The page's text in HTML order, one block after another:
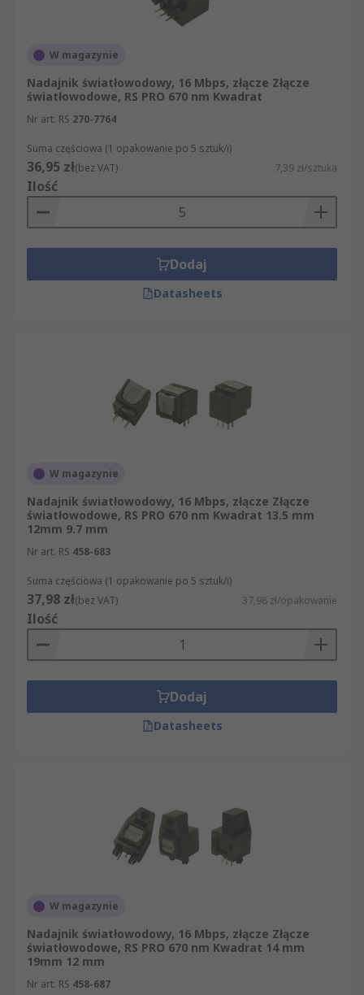
W magazynie
Nadajnik światłowodowy, 16 Mbps, złącze Złącze
światłowodowe, RS PRO 670 nm Kwadrat
Nr art. RS 270-7764
Suma częściowa (1 opakowanie po 5 sztuk/i)
36,95 zł(bez VAT) 7,39 zł/sztuka
Ilość
Dodaj
Datasheets
W magazynie
Nadajnik światłowodowy, 16 Mbps, złącze Złącze
światłowodowe, RS PRO 670 nm Kwadrat 13.5 mm
12mm 9.7 mm
Nr art. RS 458-683
Suma częściowa (1 opakowanie po 5 sztuk/i)
37,98 zł(bez VAT) 37,98 zł/opakowanie
Ilość
Dodaj
Datasheets
W magazynie
Nadajnik światłowodowy, 16 Mbps, złącze Złącze
światłowodowe, RS PRO 670 nm Kwadrat 14 mm
19mm 12 mm
Nr art. RS 458-687